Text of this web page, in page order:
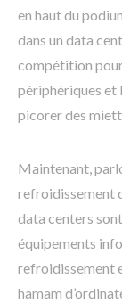
en haut du
dans un data
compétition
périphériques et
picorer des
Maintenant,
refroidissement
data centers
équipements
refroidissement
hamam